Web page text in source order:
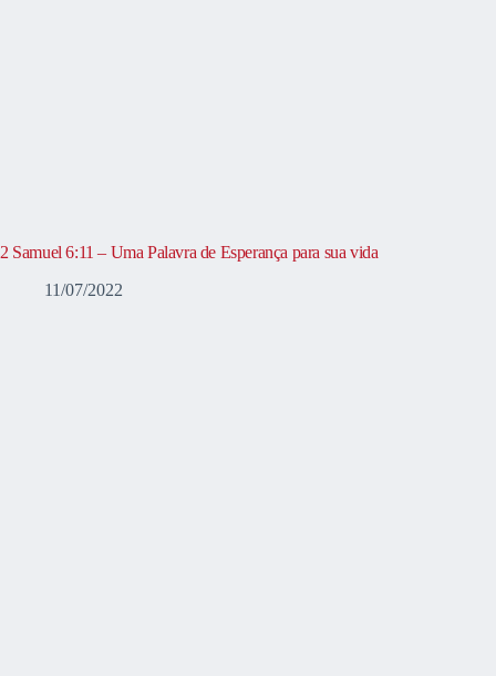
2 Samuel 6:11 – Uma Palavra de Esperança para sua vida
11/07/2022